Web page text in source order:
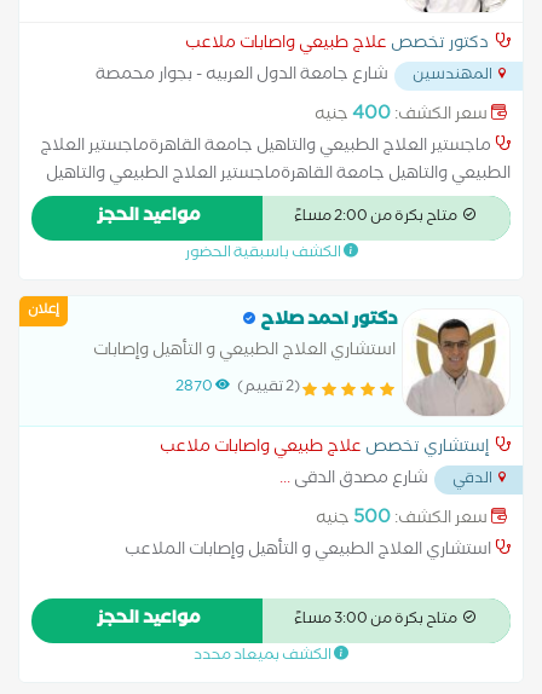
دكتور تخصص علاج طبيعي واصابات ملاعب
المهندسين
شارع جامعة الدول العربيه - بجوار محمصة
العروبة ومترو جامعة الدول... سعر الكشف:400جنيه
ماجستير العلاج الطبيعي والتاهيل جامعة القاهرةماجستير العلاج
الطبيعي والتاهيل جامعة القاهرةماجستير العلاج الطبيعي والتاهيل
جامعة القاهرةماجستير العلاج الطبيعي والتاهيل جامعة
القاهرةماجستير العلاج الطبيعي والتاهيل جامعة القاهرةماجستير
العلاج الطبيعي والتاهيل جامعة القاهرةماجستير العلاج الطبيعي
القاهرةماجستير العلاج الطبيعي والتاهيل جامعة القاهرةماجستير
العلاج الطبيعي والتاهيل جامعة القاهرةماجستير العلاج الطبيعي
والتاهيل جامعة القاهرة
متاح بكرة من 2:00 مساءً مواعيد الحجز
الكشف باسبقية الحضور
إعلان دكتور احمد صلاح
استشاري العلاج الطبيعي و التأهيل وإصابات
الملاعب
(2 تقييم) 2870
إستشاري تخصص علاج طبيعي واصابات ملاعب
الدقي شارع مصدق الدقى...
سعر الكشف:500 جنيه
استشاري العلاج الطبيعي و التأهيل وإصابات الملاعب
متاح بكرة من 3:00 مساءً مواعيد الحجز
الكشف بميعاد محدد